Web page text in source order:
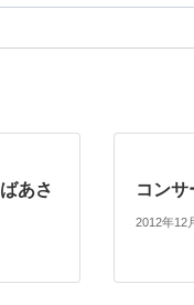
あさ
コンサ
2012年12